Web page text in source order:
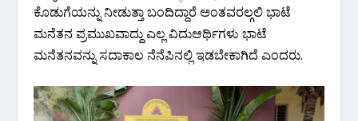
ಕೊಡುಗೆಯನ್ನು ನೀಡುತ್ತಾ ಬಂದಿದ್ದಾರೆ ಅಂತವರಲ್ಗಲಿ ಭಾಟೆ
ಮನೆತನ ಪ್ರಮುಖವಾದ್ದು ಎಲ್ಲ ವಿದುಆರ್ಥಿಗಳು ಭಾಟೆ
ಮನೆತನವನ್ನು ಸದಾಕಾಲ ನೆನೆಪಿನಲ್ಲಿ ಇಡಬೇಕಾಗಿದೆ ಎಂದರು.